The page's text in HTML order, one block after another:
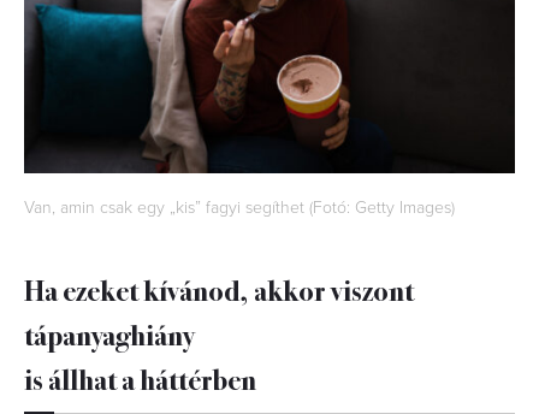
Van, amin csak egy „kis” fagyi segíthet (Fotó: Getty Images)
Ha ezeket kívánod, akkor viszont
tápanyaghiány
is állhat a háttérben